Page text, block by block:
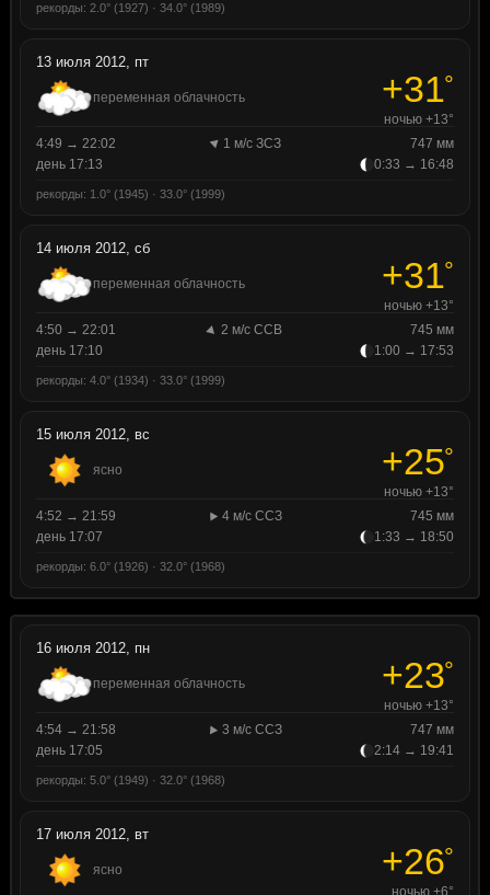
рекорды: 2.0° (1927) · 34.0° (1989)
13 июля 2012, пт
переменная облачность +31°
ночью +13°
4:49 → 22:02
1 м/с ЗСЗ
747 мм
день 17:13
0:33 → 16:48
рекорды: 1.0° (1945) · 33.0° (1999)
14 июля 2012, сб
переменная облачность +31°
ночью +13°
4:50 → 22:01
2 м/с ССВ
745 мм
день 17:10
1:00 → 17:53
рекорды: 4.0° (1934) · 33.0° (1999)
15 июля 2012, вс
ясно +25°
ночью +13°
4:52 → 21:59
4 м/с ССЗ
745 мм
день 17:07
1:33 → 18:50
рекорды: 6.0° (1926) · 32.0° (1968)
16 июля 2012, пн
переменная облачность +23°
ночью +13°
4:54 → 21:58
3 м/с ССЗ
747 мм
день 17:05
2:14 → 19:41
рекорды: 5.0° (1949) · 32.0° (1968)
17 июля 2012, вт
ясно +26°